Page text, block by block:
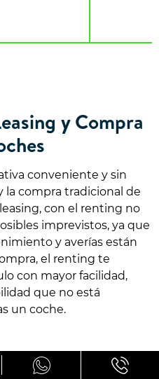
y Compra
conveniente y sin
la compra tradicional de
con el renting no
imprevistos, ya que
y averías están
el renting te
con mayor facilidad,
que no está
un coche.